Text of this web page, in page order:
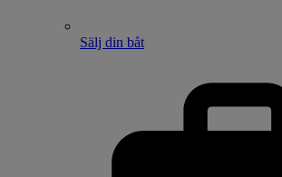
Sälj din båt